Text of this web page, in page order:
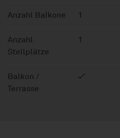
Anzahl Balkone 1
Anzahl
Stellplätze
1
Balkon /
Terrasse